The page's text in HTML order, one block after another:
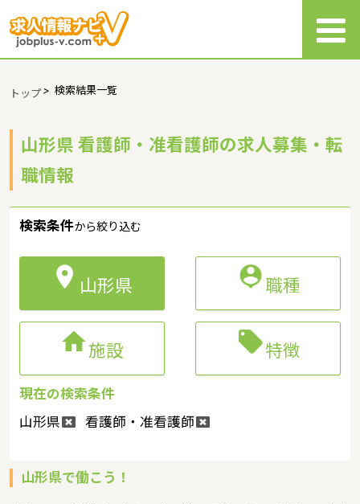
トップ> 検索結果一覧
山形県 看護師・准看護師の求人募集・転
職情報
検索条件から絞り込む
 山形県 職種
施設 特徴
現在の検索条件
山形県
看護師・准看護師
山形県で働こう！